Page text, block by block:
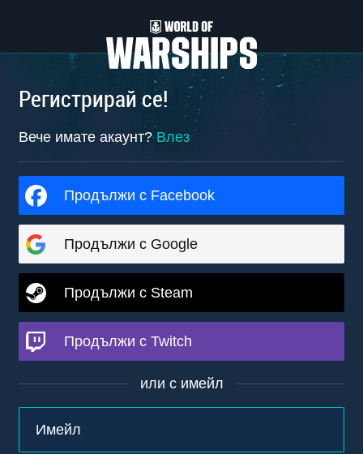
Регистрирай се!
Вече имате акаунт?Влез
Продължи с Facebook
Продължи с Google
Продължи с Steam
Продължи с Twitch
или с имейл